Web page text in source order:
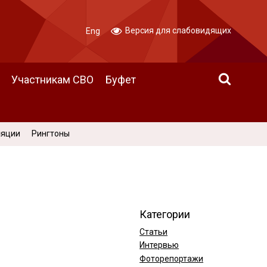
Участникам СВО
Буфет
Eng Версия для слабовидящих
Рингтоны
Категории
Статьи
Интервью
Фоторепортажи